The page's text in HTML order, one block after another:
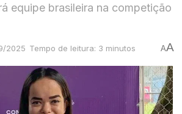
equipe brasileira na competição
2025 Tempo de leitura: 3 minutos AA